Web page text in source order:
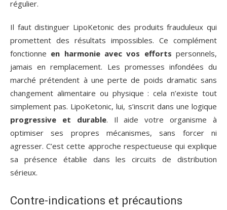
régulier.
Il faut distinguer LipoKetonic des produits frauduleux qui
promettent des résultats impossibles. Ce complément
fonctionne en harmonie avec vos efforts personnels,
jamais en remplacement. Les promesses infondées du
marché prétendent à une perte de poids dramatic sans
changement alimentaire ou physique : cela n’existe tout
simplement pas. LipoKetonic, lui, s’inscrit dans une logique
progressive et durable. Il aide votre organisme à
optimiser ses propres mécanismes, sans forcer ni
agresser. C’est cette approche respectueuse qui explique
sa présence établie dans les circuits de distribution
sérieux.
Contre-indications et précautions